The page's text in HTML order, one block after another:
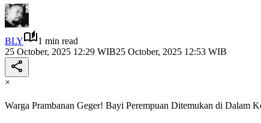
BLY
1 min read
25 October, 2025 12:29 WIB25 October, 2025 12:53 WIB
×
Warga Prambanan Geger! Bayi Perempuan Ditemukan di Dalam